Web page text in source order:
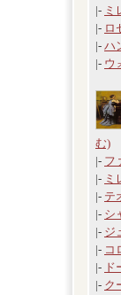
|- ミ
|- ロ
|- ハ
|- ウ
む)
|- フ
|- ミ
|- テ
|- シ
|- ジ
|- コ
|- ド
|- ク